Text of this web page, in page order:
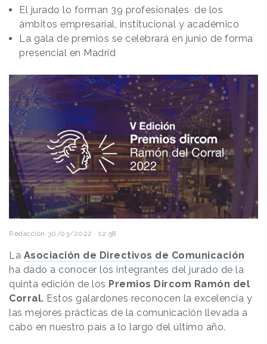
El jurado lo forman 39 profesionales de los
ámbitos empresarial, institucional y académico
La gala de premios se celebrará en junio de forma
presencial en Madrid
Redacción 30/03/2022 · 12:58
La Asociación de Directivos de Comunicación
ha dado a conocer los integrantes del jurado de la
quinta edición de los Premios Dircom Ramón del
Corral. Estos galardones reconocen la excelencia y
las mejores prácticas de la comunicación llevada a
cabo en nuestro país a lo largo del último año.